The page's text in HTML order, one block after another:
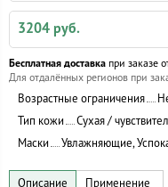
3204 руб.
Бесплатная доставка при заказе
Для отдалённых регионов при
Возрастные ограничения
Тип кожи
Сухая /
Маски
Увлажняющие,